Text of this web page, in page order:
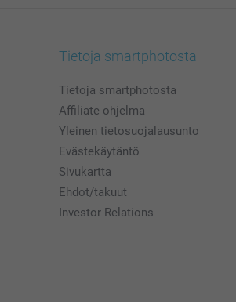
Tietoja smartphotosta
Tietoja smartphotosta
Affiliate ohjelma
Yleinen tietosuojalausunto
Evästekäytäntö
Sivukartta
Ehdot/takuut
Investor Relations